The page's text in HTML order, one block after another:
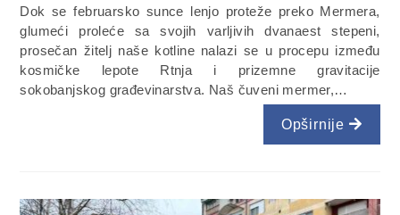
Dok se februarsko sunce lenjo proteže preko Mermera,
glumeći proleće sa svojih varljivih dvanaest stepeni,
prosečan žitelj naše kotline nalazi se u procepu između
kosmičke lepote Rtnja i prizemne gravitacije
sokobanjskog građevinarstva. Naš čuveni mermer,…
Opširnije